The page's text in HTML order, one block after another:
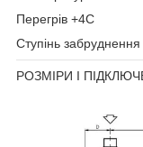
Перегрів +4C
Ступінь
РОЗМІРИ І